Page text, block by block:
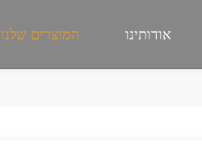
אודותינו המוצרים שלנו